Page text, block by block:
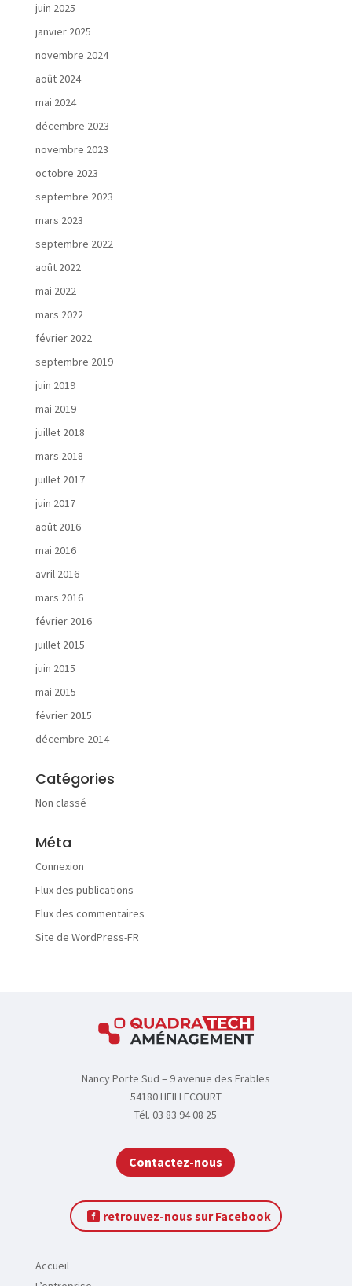
é
m
r
c
h
e
N
o
s
r
é
a
l
i
s
a
t
i
o
n
s
A
c
t
a
l
i
t
é
s
F
A
C
o
n
juin 2025
janvier 2025
novembre 2024
août 2024
mai 2024
décembre 2023
novembre 2023
octobre 2023
septembre 2023
mars 2023
septembre 2022
août 2022
mai 2022
mars 2022
février 2022
septembre 2019
juin 2019
mai 2019
juillet 2018
mars 2018
juillet 2017
juin 2017
août 2016
mai 2016
avril 2016
mars 2016
février 2016
juillet 2015
juin 2015
mai 2015
février 2015
décembre 2014
Catégories
Non classé
Méta
Connexion
Flux des publications
Flux des commentaires
Site de WordPress-FR
Nancy Porte Sud – 9 avenue des Erables
54180 HEILLECOURT
Tél. 03 83 94 08 25
Contactez-nous
retrouvez-nous sur Facebook
Accueil